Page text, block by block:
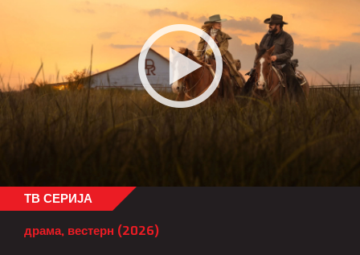
ТВ СЕРИЈА
драма, вестерн (2026)